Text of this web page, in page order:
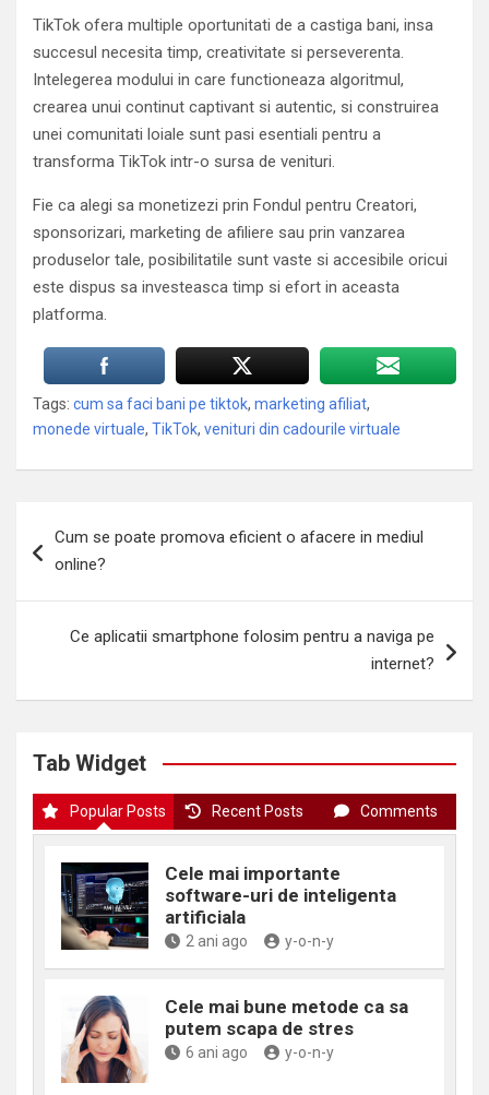
TikTok ofera multiple oportunitati de a castiga bani, insa
succesul necesita timp, creativitate si perseverenta.
Intelegerea modului in care functioneaza algoritmul,
crearea unui continut captivant si autentic, si construirea
unei comunitati loiale sunt pasi esentiali pentru a
transforma TikTok intr-o sursa de venituri.
Fie ca alegi sa monetizezi prin Fondul pentru Creatori,
sponsorizari, marketing de afiliere sau prin vanzarea
produselor tale, posibilitatile sunt vaste si accesibile oricui
este dispus sa investeasca timp si efort in aceasta
platforma.
Tags: cum sa faci bani pe tiktok, marketing afiliat,
monede virtuale, TikTok, venituri din cadourile virtuale
în
Cum se poate promova eficient o afacere in mediul
online?
Ce aplicatii smartphone folosim pentru a naviga pe
internet?
Tab Widget
Popular Posts Recent Posts Comments
Cele mai importante
software-uri de inteligenta
artificiala
2 ani ago y-o-n-y
Cele mai bune metode ca sa
putem scapa de stres
6 ani ago y-o-n-y